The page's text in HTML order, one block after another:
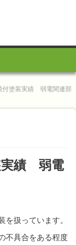
付塗装実績 弱電関連部
実績 弱電
を扱っています。
不具合をある程度